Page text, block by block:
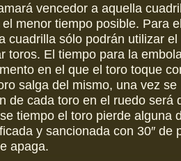
vencedor a aquella
menor tiempo posible. Para
cuadrilla sólo podrán utilizar el
toros. El tiempo para la
en el que el toro toque
salga del mismo, una vez se
de cada toro en el ruedo será
tiempo el toro pierde alguna
y sancionada con 30″ de
apaga.